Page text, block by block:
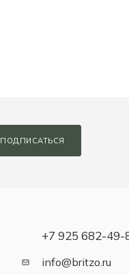
ПОДПИСАТЬСЯ
+7 925 682-49-
info@britzo.ru